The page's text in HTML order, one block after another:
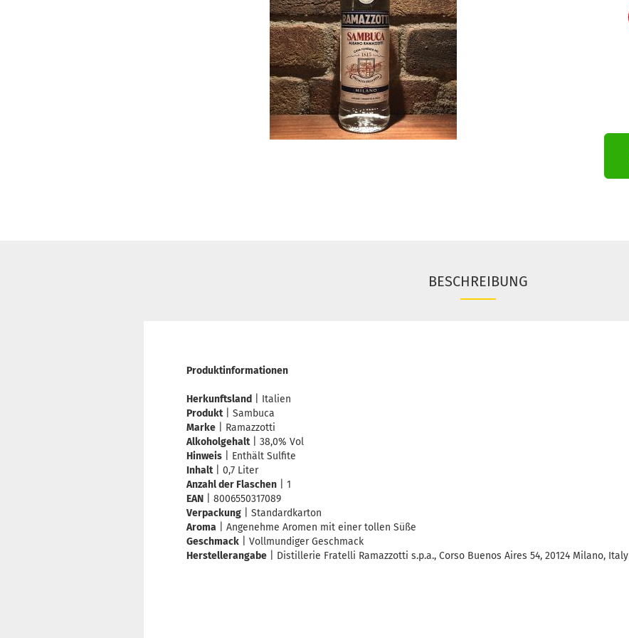
BESCHREIBUNG
Produktinformationen
Herkunftsland
| Italien
Produkt| Sambuca
Marke | Ramazzotti
Alkoholgehalt| 38,0% Vol
Hinweis | Enthält Sulfite
Inhalt| 0,7 Liter
Anzahl der Flaschen | 1
EAN | 8006550317089
Verpackung | Standardkarton
Aroma | Angenehme Aromen mit einer tollen Süße
Geschmack | Vollmundiger Geschmack
Herstellerangabe | Distillerie Fratelli Ramazzotti s.p.a., Corso Buenos Aires 54, 20124 Milano, Italy